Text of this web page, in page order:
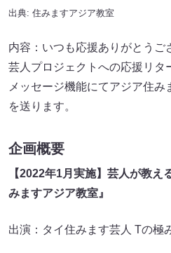
出典: 住みますアジア教室
内容：いつも応援ありがとうご
芸人プロジェクトへの応援リタ
メッセージ機能にてアジア住
を送ります。
企画概要
【2022年1月実施】芸人が教え
みますアジア教室』
出演：タイ住みます芸人 Tの極